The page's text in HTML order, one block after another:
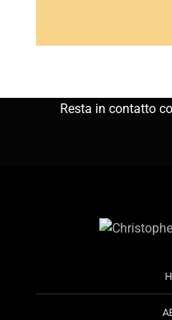
Resta in contatto